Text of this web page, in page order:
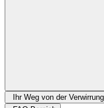
Ihr Weg von der